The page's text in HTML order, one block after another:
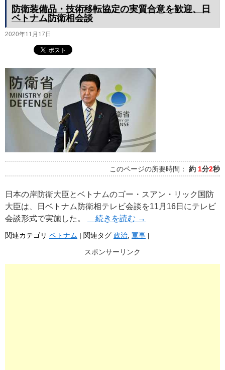
防衛装備品・技術移転協定の実質合意を歓迎、日
ベトナム防衛相会談
2020年11月17日
このページの所要時間： 約 1分2秒
日本の岸防衛大臣とベトナムのゴー・スアン・リック国防
大臣は、日ベトナム防衛相テレビ会談を11月16日にテレビ
会談形式で実施した。
続きを読む →
関連カテゴリ ベトナム | 関連タグ 政治 軍事 |
スポンサーリンク